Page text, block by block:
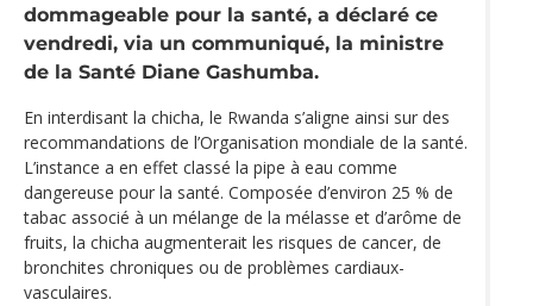
dommageable pour la santé, a déclaré ce
vendredi, via un communiqué, la ministre
de la Santé Diane Gashumba.
En interdisant la chicha, le Rwanda s’aligne ainsi sur des
recommandations de l’Organisation mondiale de la santé.
L’instance a en effet classé la pipe à eau comme
dangereuse pour la santé. Composée d’environ 25 % de
tabac associé à un mélange de la mélasse et d’arôme de
fruits, la chicha augmenterait les risques de cancer, de
bronchites chroniques ou de problèmes cardiaux-
vasculaires.